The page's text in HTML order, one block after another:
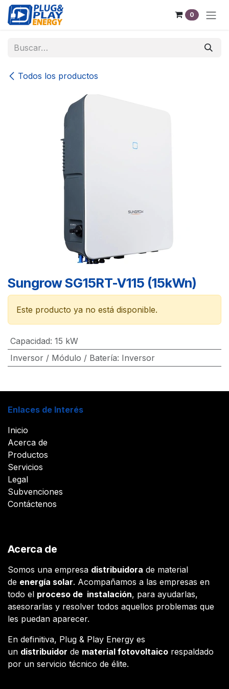
Ir al contenido
0
Todos los productos
Sungrow SG15RT-V115 (15kWn)
Este producto ya no está disponible.
Capacidad: 15 kW
Inversor / Módulo / Batería: Inversor
Enlaces de Interés
Inicio
Acerca de
Productos
Servicios
Legal
Subvenciones
Contáctenos
Acerca de
Somos una empresa distribuidora de material
de energía solar. Acompañamos a las empresas en
todo el proceso de instalación, para ayudarlas,
asesorarlas y resolver todos aquellos problemas que
les puedan aparecer.
En definitiva, Plug & Play Energy es
un distribuidor de material fotovoltaico respaldado
por un servicio técnico de élite.